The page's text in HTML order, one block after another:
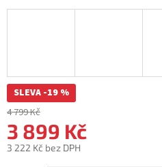
SLEVA -19 %
4 799 Kč
3 899 Kč
3 222 Kč bez DPH